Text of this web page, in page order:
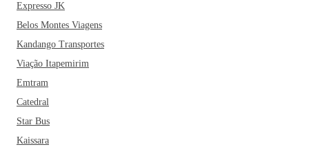
Expresso JK
Belos Montes Viagens
Kandango Transportes
Viação Itapemirim
Emtram
Catedral
Star Bus
Kaissara